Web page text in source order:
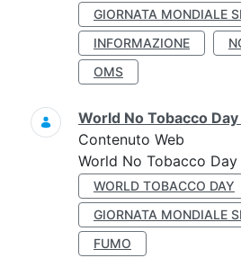
GIORNATA MONDIALE
INFORMAZIONE
OMS
World No Tobacco
Contenuto Web
World No Tobacco Day
WORLD TOBACCO DAY
GIORNATA MONDIALE
FUMO